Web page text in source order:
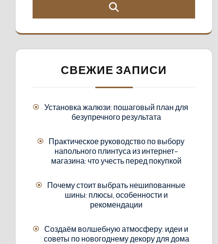
СВЕЖИЕ ЗАПИСИ
Установка жалюзи: пошаговый план для
безупречного результата
Практическое руководство по выбору
напольного плинтуса из интернет-
магазина: что учесть перед покупкой
Почему стоит выбрать нешипованные
шины: плюсы, особенности и
рекомендации
Создаём волшебную атмосферу: идеи и
советы по новогоднему декору для дома